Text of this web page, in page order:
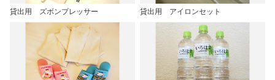
貸出用 ズボンプレッサー 貸出用 アイロンセット